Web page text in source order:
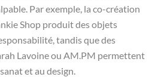
Par exemple, la co-création
Shop produit des objets
tandis que des
Lavoine ou AM.PM permettent
et au design.